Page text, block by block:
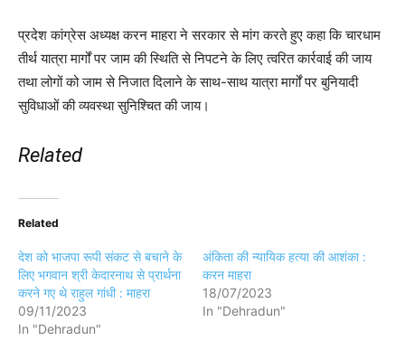
प्रदेश कांग्रेस अध्यक्ष करन माहरा ने सरकार से मांग करते हुए कहा कि चारधाम
तीर्थ यात्रा मार्गों पर जाम की स्थिति से निपटने के लिए त्वरित कार्रवाई की जाय
तथा लोगों को जाम से निजात दिलाने के साथ-साथ यात्रा मार्गों पर बुनियादी
सुविधाओं की व्यवस्था सुनिश्चित की जाय।
Related
Related
देश को भाजपा रूपी संकट से बचाने के
लिए भगवान श्री केदारनाथ से प्रार्थना
करने गए थे राहुल गांधी : माहरा
09/11/2023
In "Dehradun"
अंकिता की न्यायिक हत्या की आशंका :
करन माहरा
18/07/2023
In "Dehradun"